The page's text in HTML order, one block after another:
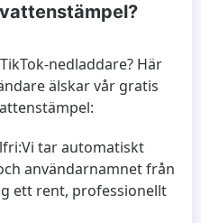
nedladdare? Här
älskar vår gratis
Vi tar automatiskt
användarnamnet från
ett rent, professionellt